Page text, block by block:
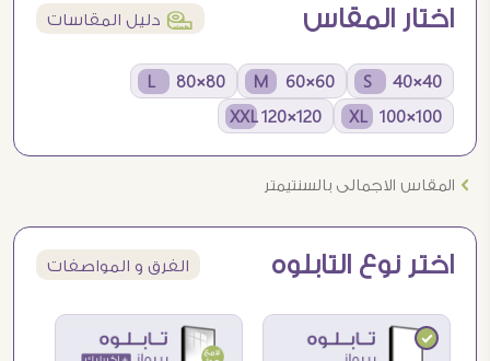
اختار المقاس í دليل المقاسات
40×40 S
60×60 M
80×80 L
100×100 XL
120×120 XXL
Ö المقاس الاجمالى بالسنتيمتر
اختر نوع التابلوه الفرق و المواصفات